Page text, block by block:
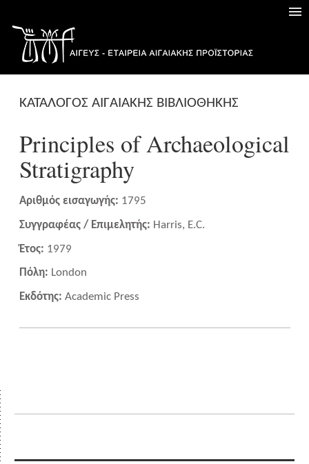
ΚΑΤΑΛΟΓΟΣ ΑΙΓΑΙΑΚΗΣ ΒΙΒΛΙΟΘΗΚΗΣ
Principles of Archaeological
Stratigraphy
Αριθμός εισαγωγής: 1795
Συγγραφέας / Επιμελητής: Harris, E.C.
Έτος: 1979
Πόλη: London
Εκδότης: Academic Press